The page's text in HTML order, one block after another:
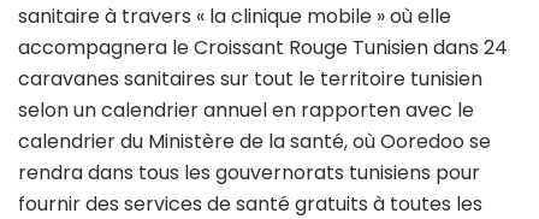
sanitaire à travers « la clinique mobile » où elle
accompagnera le Croissant Rouge Tunisien dans 24
caravanes sanitaires sur tout le territoire tunisien
selon un calendrier annuel en rapporten avec le
calendrier du Ministère de la santé, où Ooredoo se
rendra dans tous les gouvernorats tunisiens pour
fournir des services de santé gratuits à toutes les